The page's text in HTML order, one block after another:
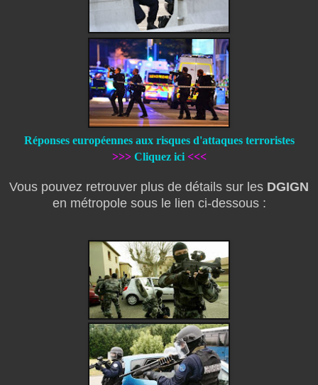
Réponses européennes aux risques d'attaques terroristes
>>> Cliquez ici<<<
Vous pouvez retrouver plus de détails sur les DGIGN
en métropole sous le lien ci-dessous :